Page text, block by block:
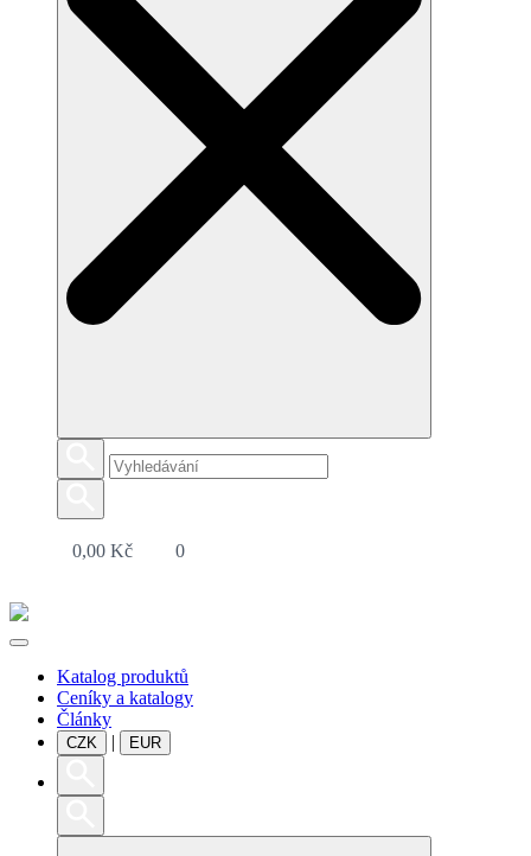
0,00 Kč 0
Katalog produktů
Ceníky a katalogy
Články
CZK | EUR
Search